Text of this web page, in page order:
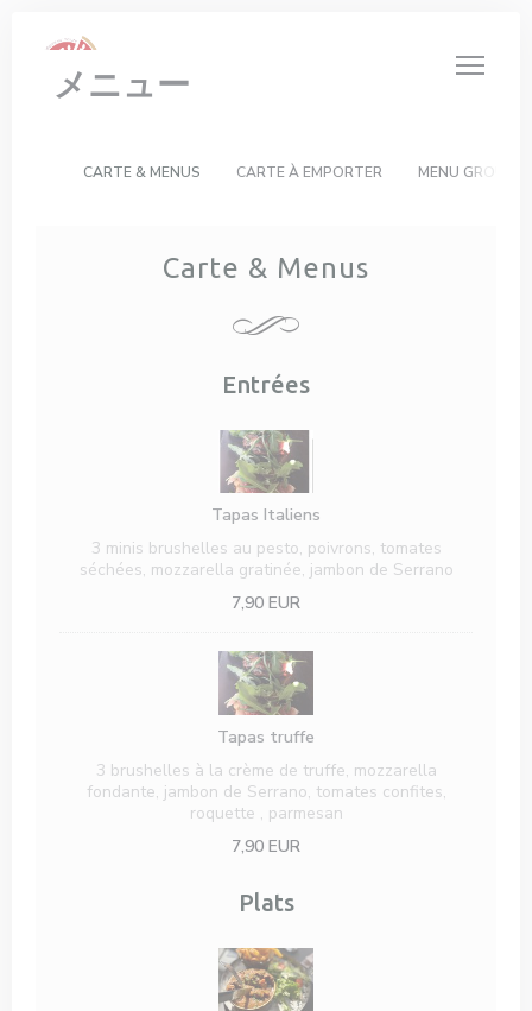
メニュー
Carte & Menus
Entrées
Tapas Italiens
3 minis brushelles au pesto, poivrons, tomates
séchées, mozzarella gratinée, jambon de Serrano
7,90 EUR
Tapas truffe
3 brushelles à la crème de truffe, mozzarella
fondante, jambon de Serrano, tomates confites,
roquette , parmesan
7,90 EUR
Plats
CARTE & MENUS CARTE À EMPORTER MENU GROUPE